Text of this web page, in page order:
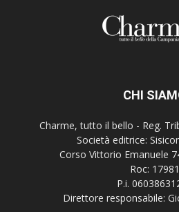
CHI
Charme, tutto il bello - Reg.
Società editrice:
Corso Vittorio Emanuele
Roc: 17981
P.i.
Direttore responsabile: